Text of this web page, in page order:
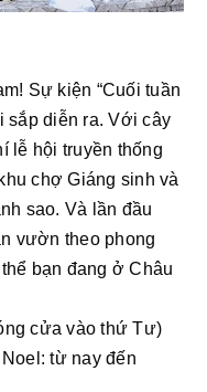
sắp diễn ra. Với cây
lễ hội truyền thống
chợ Giáng sinh và
sao. Và lần đầu
vườn theo phong
bạn đang ở Châu
cửa vào thứ Tư)
từ nay đến